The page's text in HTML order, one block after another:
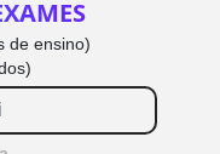
de ensino)